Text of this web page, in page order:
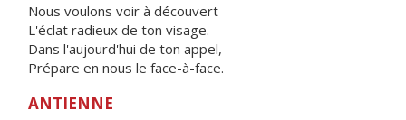
Nous voulons voir à découvert
L'éclat radieux de ton visage.
Dans l'aujourd'hui de ton appel,
Prépare en nous le face-à-face.
ANTIENNE